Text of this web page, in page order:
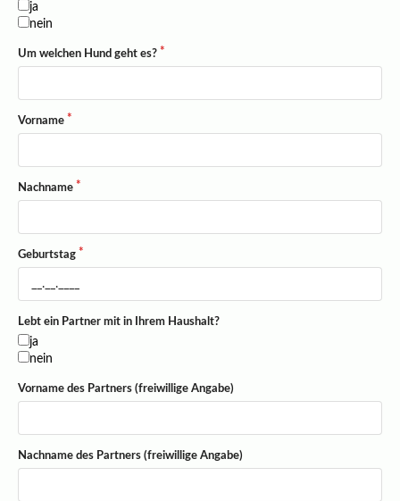
ja
nein
Um welchen Hund geht es?
Vorname
Nachname
Geburtstag
Lebt ein Partner mit in Ihrem Haushalt?
ja
nein
Vorname des Partners (freiwillige Angabe)
Nachname des Partners (freiwillige Angabe)